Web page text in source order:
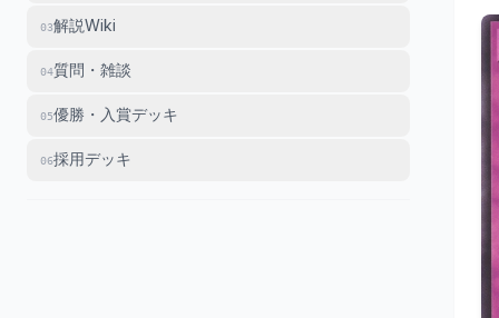
03解説Wiki
04質問・雑談
05優勝・入賞デッキ
06採用デッキ